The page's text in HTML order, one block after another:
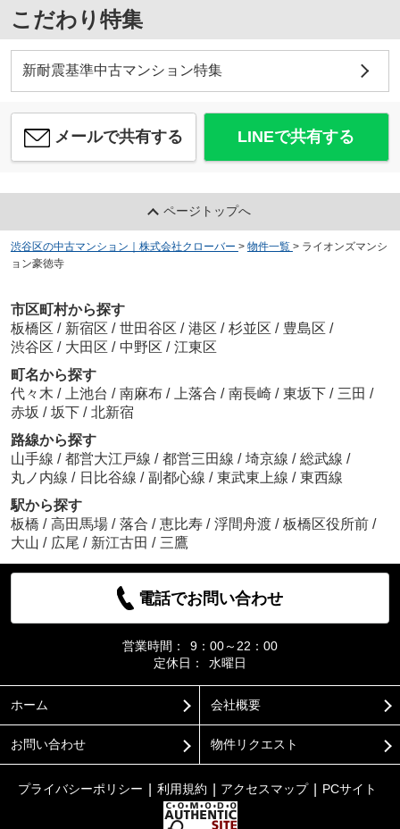
こだわり特集
新耐震基準中古マンション特集
メールで共有する LINEで共有する
ページトップへ
渋谷区の中古マンション｜株式会社クローバー > 物件一覧 > ライオンズマンシ
ョン豪徳寺
市区町村から探す
板橋区 / 新宿区 / 世田谷区 / 港区 / 杉並区 / 豊島区 /
渋谷区 / 大田区 / 中野区 / 江東区
町名から探す
代々木 / 上池台 / 南麻布 / 上落合 / 南長崎 / 東坂下 / 三田 /
赤坂 / 坂下 / 北新宿
路線から探す
山手線 / 都営大江戸線 / 都営三田線 / 埼京線 / 総武線 /
丸ノ内線 / 日比谷線 / 副都心線 / 東武東上線 / 東西線
駅から探す
板橋 / 高田馬場 / 落合 / 恵比寿 / 浮間舟渡 / 板橋区役所前 /
大山 / 広尾 / 新江古田 / 三鷹
電話でお問い合わせ
営業時間：
9：00～22：00
定休日：
水曜日
ホーム 会社概要
お問い合わせ 物件リクエスト
プライバシーポリシー 利用規約 アクセスマップ PCサイト